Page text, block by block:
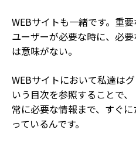
WEBサイトも一緒です。重
ユーザーが必要な時に、必
は意味がない。
WEBサイトにおいて私達は
いう目次を参照することで、
常に必要な情報まで、すぐ
っているんです。